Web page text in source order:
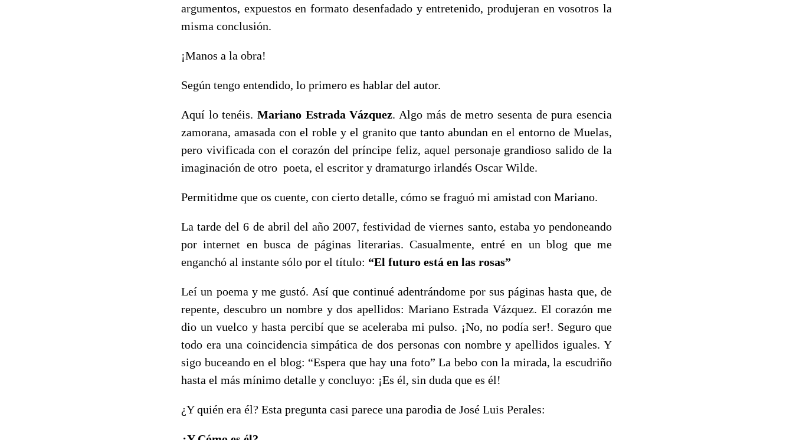
argumentos, expuestos en formato desenfadado y entretenido, produjeran en vosotros la
misma conclusión.
¡Manos a la obra!
Según tengo entendido, lo primero es hablar del autor.
Aquí lo tenéis.Mariano Estrada Vázquez. Algo más de metro sesenta de pura esencia
zamorana, amasada con el roble y el granito que tanto abundan en el entorno de Muelas,
pero vivificada con el corazón del príncipe feliz, aquel personaje grandioso salido de la
imaginación de otro poeta, el escritor y dramaturgo irlandés Oscar Wilde.
Permitidme que os cuente, con cierto detalle, cómo se fraguó mi amistad con Mariano.
La tarde del 6 de abril del año 2007, festividad de viernes santo, estaba yo pendoneando
por internet en busca de páginas literarias. Casualmente, entré en un blog que me
enganchó al instante sólo por el título: “El futuro está en las rosas”
Leí un poema y me gustó. Así que continué adentrándome por sus páginas hasta que, de
repente, descubro un nombre y dos apellidos: Mariano Estrada Vázquez. El corazón me
dio un vuelco y hasta percibí que se aceleraba mi pulso. ¡No, no podía ser!. Seguro que
todo era una coincidencia simpática de dos personas con nombre y apellidos iguales. Y
sigo buceando en el blog: “Espera que hay una foto” La bebo con la mirada, la escudriño
hasta el más mínimo detalle y concluyo: ¡Es él, sin duda que es él!
¿Y quién era él? Esta pregunta casi parece una parodia de José Luis Perales: